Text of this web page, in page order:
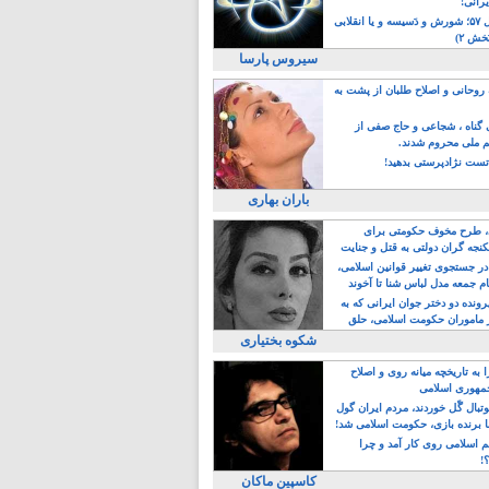
رویداد سال ۵۷؛ شورش و دَسیسه و یا انقلابی
۲)
سیروس پارسا
و اصلاح طلبان از پشت به
گناه ، شجاعی و حاج صفی از
ملی محروم شدند.
نژادپرستی بدهید!
باران بهاری
مخوف حکومتی برای
گران دولتی به قتل و جنایت
جستجوی تغییر قوانین اسلامی،
جمعه مدل لباس شنا تا آخوند
دو دختر جوان ایرانی که به
ماموران حکومت اسلامی، حلق
شکوه بختیاری
به تاریخچه میانه روی و اصلاح
اسلامی
گًل خوردند، مردم ایران گول
برنده بازی، حکومت اسلامی شد!
اسلامی روی کار آمد و چرا
کاسپین ماکان